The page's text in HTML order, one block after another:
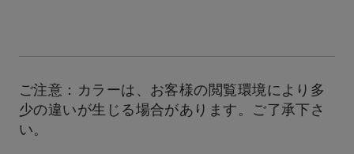
ご注意：カラーは、お客様の閲覧環境により多
少の違いが生じる場合があります。ご了承下さ
い。